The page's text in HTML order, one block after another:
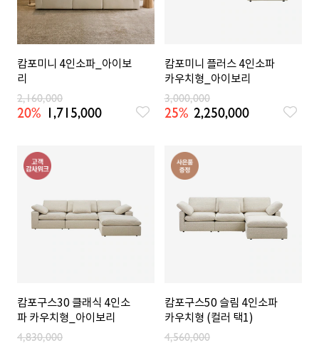
캄포미니 4인소파_아이보
리
2,160,000
20% 1,715,000
캄포미니 플러스 4인소파
카우치형_아이보리
3,000,000
25% 2,250,000
캄포구스30 클래식 4인소
파 카우치형_아이보리
4,830,000
캄포구스50 슬림 4인소파
카우치형 (컬러 택1)
4,560,000